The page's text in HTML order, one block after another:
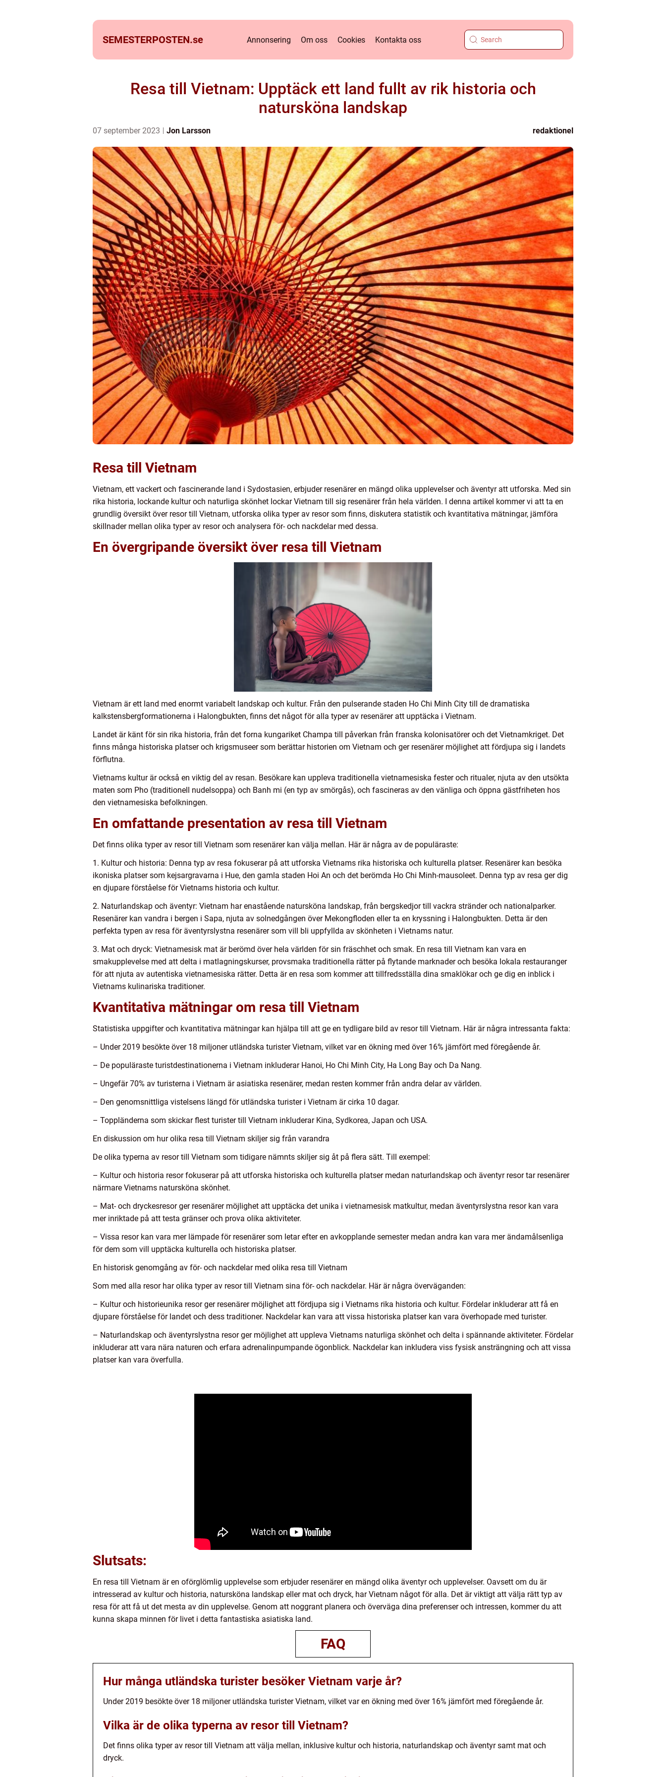
SEMESTERPOSTEN.se Annonsering Om oss Cookies Kontakta oss
Resa till Vietnam: Upptäck ett land fullt av rik historia och
natursköna landskap
07 september 2023 Jon Larsson redaktionel
Resa till Vietnam
Vietnam, ett vackert och fascinerande land i Sydostasien, erbjuder resenärer en mängd olika upplevelser och äventyr att utforska. Med sin
rika historia, lockande kultur och naturliga skönhet lockar Vietnam till sig resenärer från hela världen. I denna artikel kommer vi att ta en
grundlig översikt över resor till Vietnam, utforska olika typer av resor som finns, diskutera statistik och kvantitativa mätningar, jämföra
skillnader mellan olika typer av resor och analysera för- och nackdelar med dessa.
En övergripande översikt över resa till Vietnam
Vietnam är ett land med enormt variabelt landskap och kultur. Från den pulserande staden Ho Chi Minh City till de dramatiska
kalkstensbergformationerna i Halongbukten, finns det något för alla typer av resenärer att upptäcka i Vietnam.
Landet är känt för sin rika historia, från det forna kungariket Champa till påverkan från franska kolonisatörer och det Vietnamkriget. Det
finns många historiska platser och krigsmuseer som berättar historien om Vietnam och ger resenärer möjlighet att fördjupa sig i landets
förflutna.
Vietnams kultur är också en viktig del av resan. Besökare kan uppleva traditionella vietnamesiska fester och ritualer, njuta av den utsökta
maten som Pho (traditionell nudelsoppa) och Banh mi (en typ av smörgås), och fascineras av den vänliga och öppna gästfriheten hos
den vietnamesiska befolkningen.
En omfattande presentation av resa till Vietnam
Det finns olika typer av resor till Vietnam som resenärer kan välja mellan. Här är några av de populäraste:
1. Kultur och historia: Denna typ av resa fokuserar på att utforska Vietnams rika historiska och kulturella platser. Resenärer kan besöka
ikoniska platser som kejsargravarna i Hue, den gamla staden Hoi An och det berömda Ho Chi Minh-mausoleet. Denna typ av resa ger dig
en djupare förståelse för Vietnams historia och kultur.
2. Naturlandskap och äventyr: Vietnam har enastående natursköna landskap, från bergskedjor till vackra stränder och nationalparker.
Resenärer kan vandra i bergen i Sapa, njuta av solnedgången över Mekongfloden eller ta en kryssning i Halongbukten. Detta är den
perfekta typen av resa för äventyrslystna resenärer som vill bli uppfyllda av skönheten i Vietnams natur.
3. Mat och dryck: Vietnamesisk mat är berömd över hela världen för sin fräschhet och smak. En resa till Vietnam kan vara en
smakupplevelse med att delta i matlagningskurser, provsmaka traditionella rätter på flytande marknader och besöka lokala restauranger
för att njuta av autentiska vietnamesiska rätter. Detta är en resa som kommer att tillfredsställa dina smaklökar och ge dig en inblick i
Vietnams kulinariska traditioner.
Kvantitativa mätningar om resa till Vietnam
Statistiska uppgifter och kvantitativa mätningar kan hjälpa till att ge en tydligare bild av resor till Vietnam. Här är några intressanta fakta:
– Under 2019 besökte över 18 miljoner utländska turister Vietnam, vilket var en ökning med över 16% jämfört med föregående år.
– De populäraste turistdestinationerna i Vietnam inkluderar Hanoi, Ho Chi Minh City, Ha Long Bay och Da Nang.
– Ungefär 70% av turisterna i Vietnam är asiatiska resenärer, medan resten kommer från andra delar av världen.
– Den genomsnittliga vistelsens längd för utländska turister i Vietnam är cirka 10 dagar.
– Toppländerna som skickar flest turister till Vietnam inkluderar Kina, Sydkorea, Japan och USA.
En diskussion om hur olika resa till Vietnam skiljer sig från varandra
De olika typerna av resor till Vietnam som tidigare nämnts skiljer sig åt på flera sätt. Till exempel:
– Kultur och historia resor fokuserar på att utforska historiska och kulturella platser medan naturlandskap och äventyr resor tar resenärer
närmare Vietnams natursköna skönhet.
– Mat- och dryckesresor ger resenärer möjlighet att upptäcka det unika i vietnamesisk matkultur, medan äventyrslystna resor kan vara
mer inriktade på att testa gränser och prova olika aktiviteter.
– Vissa resor kan vara mer lämpade för resenärer som letar efter en avkopplande semester medan andra kan vara mer ändamålsenliga
för dem som vill upptäcka kulturella och historiska platser.
En historisk genomgång av för- och nackdelar med olika resa till Vietnam
Som med alla resor har olika typer av resor till Vietnam sina för- och nackdelar. Här är några överväganden:
– Kultur och historieunika resor ger resenärer möjlighet att fördjupa sig i Vietnams rika historia och kultur. Fördelar inkluderar att få en
djupare förståelse för landet och dess traditioner. Nackdelar kan vara att vissa historiska platser kan vara överhopade med turister.
– Naturlandskap och äventyrslystna resor ger möjlighet att uppleva Vietnams naturliga skönhet och delta i spännande aktiviteter. Fördelar
inkluderar att vara nära naturen och erfara adrenalinpumpande ögonblick. Nackdelar kan inkludera viss fysisk ansträngning och att vissa
platser kan vara överfulla.
Slutsats:
En resa till Vietnam är en oförglömlig upplevelse som erbjuder resenärer en mängd olika äventyr och upplevelser. Oavsett om du är
intresserad av kultur och historia, natursköna landskap eller mat och dryck, har Vietnam något för alla. Det är viktigt att välja rätt typ av
resa för att få ut det mesta av din upplevelse. Genom att noggrant planera och överväga dina preferenser och intressen, kommer du att
kunna skapa minnen för livet i detta fantastiska asiatiska land.
FAQ
Hur många utländska turister besöker Vietnam varje år?
Under 2019 besökte över 18 miljoner utländska turister Vietnam, vilket var en ökning med över 16% jämfört med föregående år.
Vilka är de olika typerna av resor till Vietnam?
Det finns olika typer av resor till Vietnam att välja mellan, inklusive kultur och historia, naturlandskap och äventyr samt mat och
dryck.